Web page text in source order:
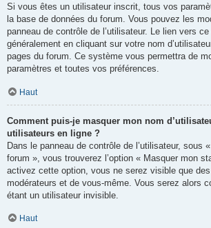
Si vous êtes un utilisateur inscrit, tous vos
la base de données du forum. Vous pouvez les
panneau de contrôle de l’utilisateur. Le lien vers
généralement en cliquant sur votre nom
pages du forum. Ce système vous permettra de
paramètres et toutes vos préférences.
Haut
Comment puis-je masquer mon nom
utilisateurs en ligne ?
Dans le panneau de contrôle de l’utilisateur, sous
forum », vous trouverez l’option « Masquer mon
activez cette option, vous ne serez visible que
modérateurs et de vous-même. Vous serez alors
étant un utilisateur invisible.
Haut